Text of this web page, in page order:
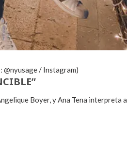
@nyusage / Instagram)
Boyer, y Ana Tena interpreta a